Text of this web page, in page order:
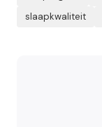
slaapkwaliteit